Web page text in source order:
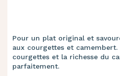
Pour un plat original et
aux courgettes et camembert.
courgettes et la richesse du
parfaitement.